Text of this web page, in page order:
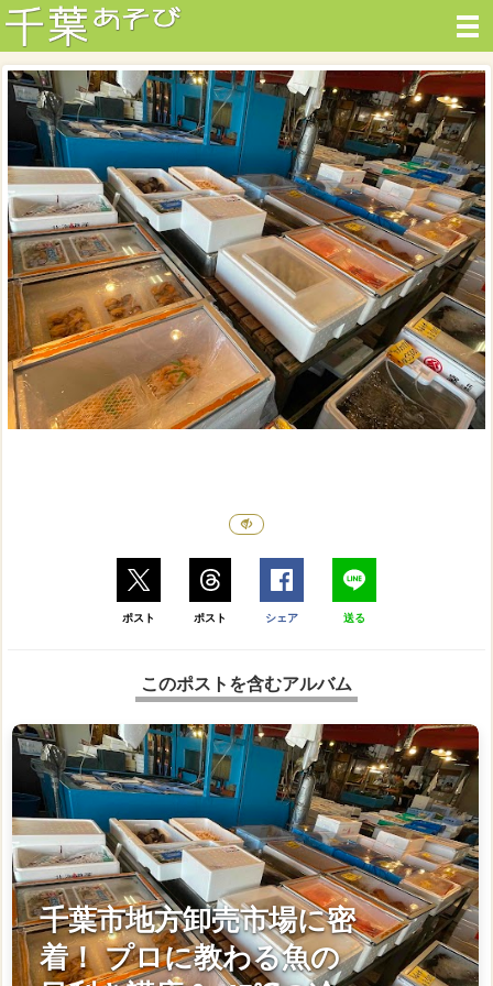
ポスト ポスト シェア 送る
このポストを含むアルバム
千葉市地方卸売市場に密
着！ プロに教わる魚の